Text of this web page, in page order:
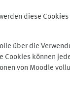
diese
über die
Cookies können
von Moodle